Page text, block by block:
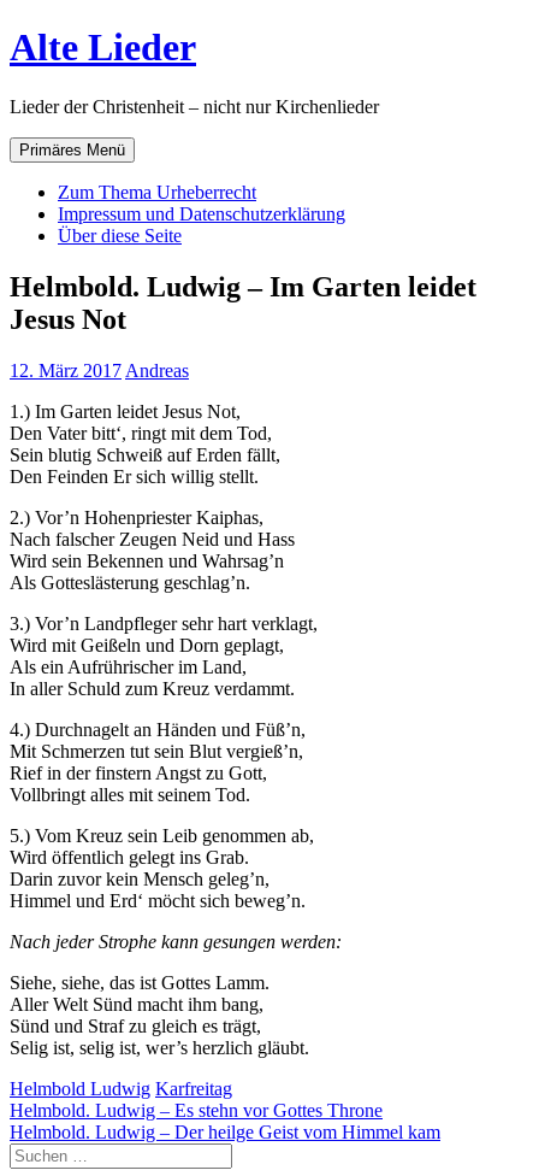
Zum
Inhalt
Alte Lieder
Lieder der Christenheit – nicht nur Kirchenlieder
Primäres Menü
Zum Thema Urheberrecht
Impressum und Datenschutzerklärung
Über diese Seite
Helmbold. Ludwig – Im Garten leidet
Jesus Not
12. März 2017 Andreas
1.) Im Garten leidet Jesus Not,
Den Vater bitt‘, ringt mit dem Tod,
Sein blutig Schweiß auf Erden fällt,
Den Feinden Er sich willig stellt.
2.) Vor’n Hohenpriester Kaiphas,
Nach falscher Zeugen Neid und Hass
Wird sein Bekennen und Wahrsag’n
Als Gotteslästerung geschlag’n.
3.) Vor’n Landpfleger sehr hart verklagt,
Wird mit Geißeln und Dorn geplagt,
Als ein Aufrührischer im Land,
In aller Schuld zum Kreuz verdammt.
4.) Durchnagelt an Händen und Füß’n,
Mit Schmerzen tut sein Blut vergieß’n,
Rief in der finstern Angst zu Gott,
Vollbringt alles mit seinem Tod.
5.) Vom Kreuz sein Leib genommen ab,
Wird öffentlich gelegt ins Grab.
Darin zuvor kein Mensch geleg’n,
Himmel und Erd‘ möcht sich beweg’n.
Nach jeder Strophe kann gesungen werden:
Siehe, siehe, das ist Gottes Lamm.
Aller Welt Sünd macht ihm bang,
Sünd und Straf zu gleich es trägt,
Selig ist, selig ist, wer’s herzlich gläubt.
Helmbold Ludwig Karfreitag
Beitragsnavigation
Helmbold. Ludwig – Es stehn vor Gottes Throne
Helmbold. Ludwig – Der heilge Geist vom Himmel kam
Notwendig
Cookies
sind nicht
optional.
Sie werden
damit die
Website
funktioniert.
Mit diesen
Cookies
können wir die
Funktionsweise
der Website
auf Basis der
Nutzung
verbessern.